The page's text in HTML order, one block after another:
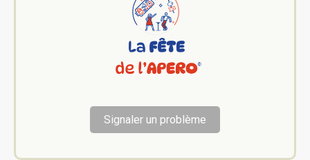
Signaler un problème